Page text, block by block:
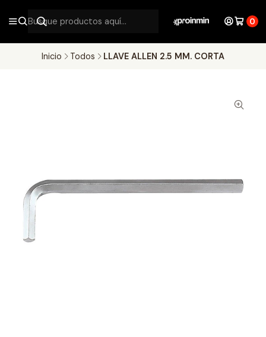
0
Inicio Todos LLAVE ALLEN 2.5 MM. CORTA